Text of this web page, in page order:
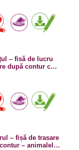
– fisă de lucru
după contur cu
– fișă de trasare
– animalele